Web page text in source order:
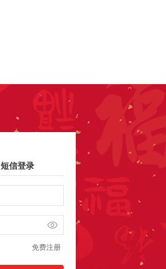
短信登录
免费注册